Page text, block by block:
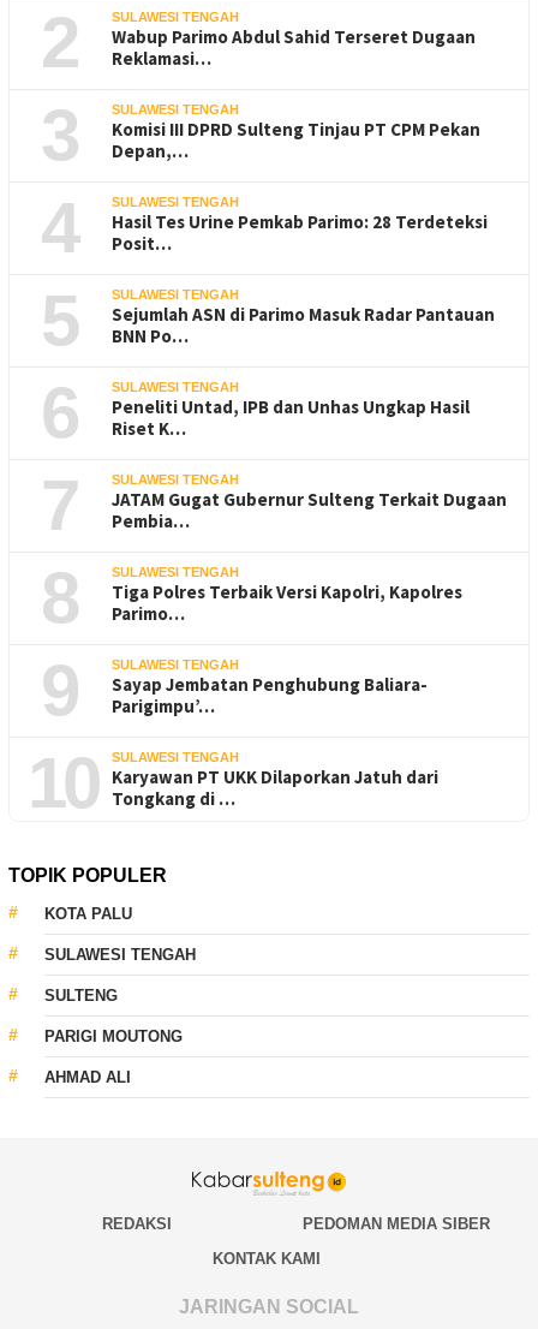
2 SULAWESI TENGAH
Wabup Parimo Abdul Sahid Terseret Dugaan
Reklamasi…
3 SULAWESI TENGAH
Komisi III DPRD Sulteng Tinjau PT CPM Pekan
Depan,…
4 SULAWESI TENGAH
Hasil Tes Urine Pemkab Parimo: 28 Terdeteksi
Posit…
5 SULAWESI TENGAH
Sejumlah ASN di Parimo Masuk Radar Pantauan
BNN Po…
6 SULAWESI TENGAH
Peneliti Untad, IPB dan Unhas Ungkap Hasil
Riset K…
7 SULAWESI TENGAH
JATAM Gugat Gubernur Sulteng Terkait Dugaan
Pembia…
8 SULAWESI TENGAH
Tiga Polres Terbaik Versi Kapolri, Kapolres
Parimo…
9 SULAWESI TENGAH
Sayap Jembatan Penghubung Baliara-
Parigimpu’…
10 SULAWESI TENGAH
Karyawan PT UKK Dilaporkan Jatuh dari
Tongkang di …
TOPIK POPULER
KOTA PALU
SULAWESI TENGAH
SULTENG
PARIGI MOUTONG
AHMAD ALI
REDAKSI
PEDOMAN MEDIA SIBER
KONTAK KAMI
JARINGAN SOCIAL